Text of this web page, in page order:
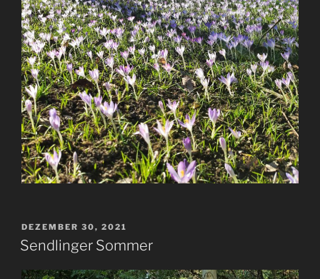
VERÖFFENTLICHT
AM
DEZEMBER 30, 2021
Sendlinger Sommer